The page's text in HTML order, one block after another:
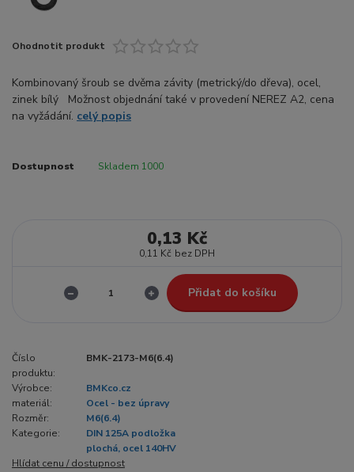
Ohodnotit produkt
Kombinovaný šroub se dvěma závity (metrický/do dřeva), ocel,
zinek bílý Možnost objednání také v provedení NEREZ A2, cena
na vyžádání. celý popis
Dostupnost Skladem 1000
0,13 Kč
0,11 Kč bez DPH
Přidat do košíku
Číslo
produktu:
BMK-2173-M6(6.4)
Výrobce:
BMKco.cz
materiál:
Ocel - bez úpravy
Rozměr:
M6(6.4)
Kategorie:
DIN 125A podložka
plochá, ocel 140HV
Hlídat cenu / dostupnost